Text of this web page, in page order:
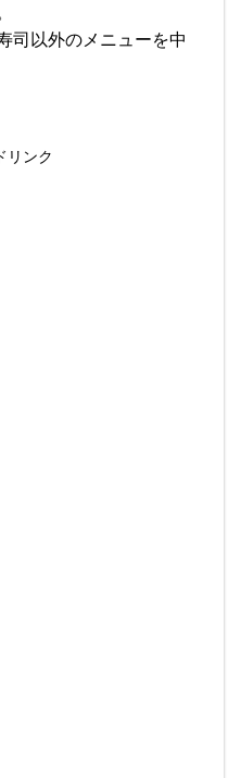
司以外のメニューを中
リンク